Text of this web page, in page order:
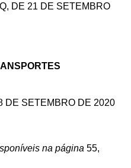
DE 21 DE SETEMBRO
DE SETEMBRO DE 2020
na página 55,